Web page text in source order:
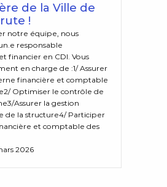
de la Ville de
!
notre équipe, nous
responsable
financier en CDI. Vous
en charge de :1/ Assurer
financière et comptable
Optimiser le contrôle de
Assurer la gestion
de la structure4/ Participer
et comptable des
2026